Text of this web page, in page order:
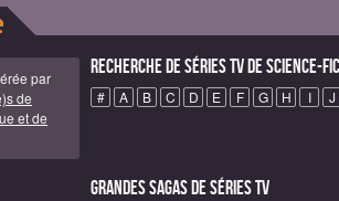
par
de
et de
Recherche de Séries TV de science-
# A B C D E F G H I J
Grandes sagas de Séries TV